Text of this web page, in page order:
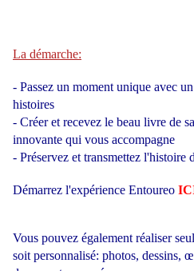
La démarche:
- Passez un moment unique avec
histoires
- Créer et recevez le beau livre de
innovante qui vous accompagne
- Préservez et transmettez l'histoire
Démarrez l'expérience Entoureo
Vous pouvez également réaliser
soit personnalisé: photos, dessins,